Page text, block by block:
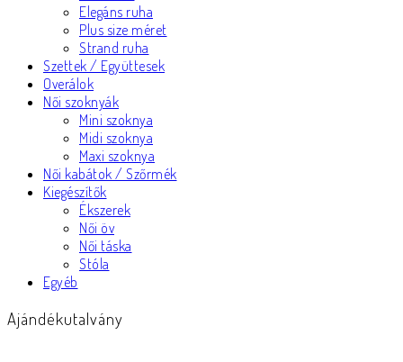
Elegáns ruha
Plus size méret
Strand ruha
Szettek / Együttesek
Overálok
Női szoknyák
Mini szoknya
Midi szoknya
Maxi szoknya
Női kabátok / Szőrmék
Kiegészítők
Ékszerek
Női öv
Női táska
Stóla
Egyéb
Ajándékutalvány